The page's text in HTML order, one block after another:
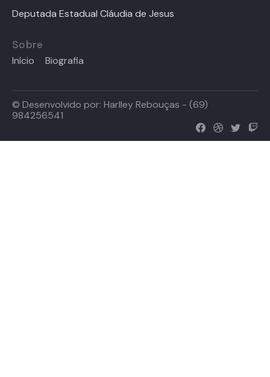
Deputada Estadual Cláudia de Jesus
Sobre
Início Biografia
© Desenvolvido por: Harlley Rebouças - (69)
984256541